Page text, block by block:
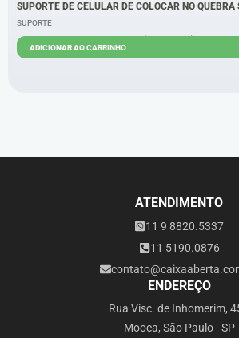
SUPORTE DE CELULAR DE COLOCAR NO
SUPORTE
ADICIONAR AO CARRINHO
ATENDIMENTO
11 9 8820.5337
11 5190.0876
ENDEREÇO
Rua Visc. de Inhomerim,
Mooca, São Paulo - SP